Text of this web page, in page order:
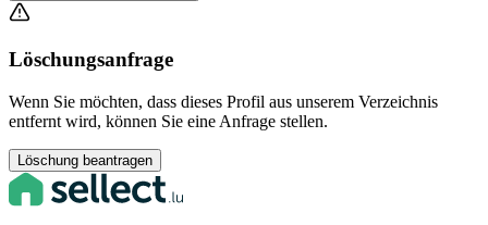
Löschungsanfrage
Wenn Sie möchten, dass dieses Profil aus unserem Verzeichnis
entfernt wird, können Sie eine Anfrage stellen.
Löschung beantragen